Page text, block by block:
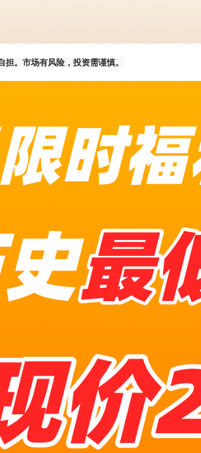
。市场有风险，投资需谨慎。